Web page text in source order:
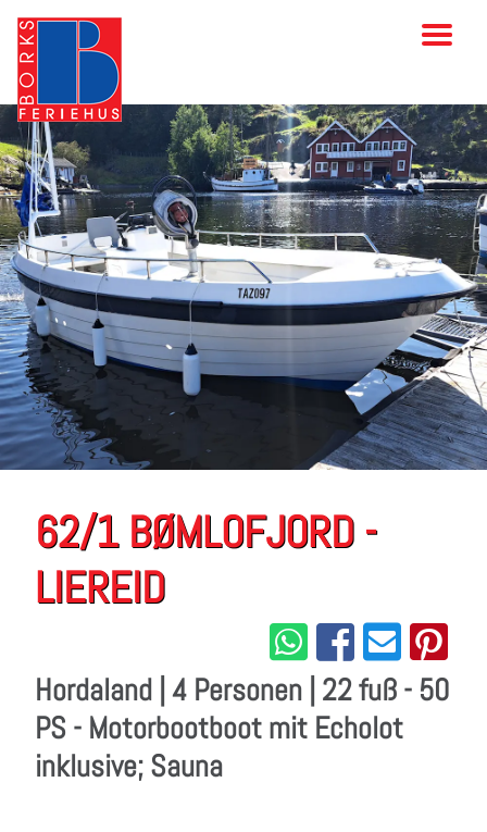
62/1 BØMLOFJORD -
LIEREID
Hordaland | 4 Personen | 22 fuß - 50
PS - Motorbootboot mit Echolot
inklusive; Sauna